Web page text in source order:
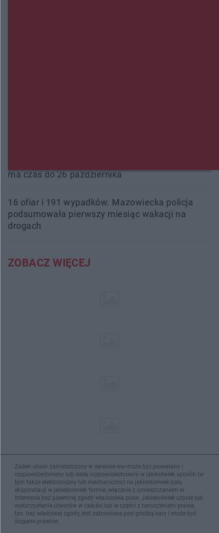
ma czas do 26 października
16 ofiar i 191 wypadków. Mazowiecka policja
podsumowała pierwszy miesiąc wakacji na
drogach
ZOBACZ WIĘCEJ
Żaden utwór zamieszczony w serwisie nie może być powielany i
rozpowszechniany lub dalej rozpowszechniany w jakikolwiek sposób (w
tym także elektroniczny lub mechaniczny) na jakimkolwiek polu
eksploatacji w jakiejkolwiek formie, włącznie z umieszczaniem w
Internecie bez pisemnej zgody właściciela praw. Jakiekolwiek użycie lub
wykorzystanie utworów w całości lub w części z naruszeniem prawa,
tzn. bez właściwej zgody, jest zabronione pod groźbą kary i może być
ścigane prawnie.